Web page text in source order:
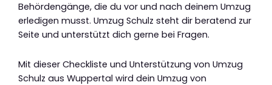
Behördengänge, die du vor und nach deinem Umzug
erledigen musst. Umzug Schulz steht dir beratend zur
Seite und unterstützt dich gerne bei Fragen.
Mit dieser Checkliste und Unterstützung von Umzug
Schulz aus Wuppertal wird dein Umzug von